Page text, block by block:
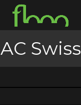
AC Swiss